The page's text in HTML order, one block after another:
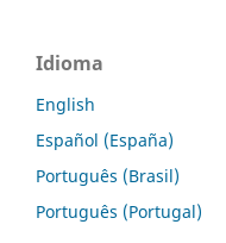
Idioma
English
Español (España)
Português (Brasil)
Português (Portugal)